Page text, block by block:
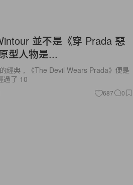
並不是《穿 Prada 惡
型人物是...
經典，《The Devil Wears Prada》便是
過了 10
687 0